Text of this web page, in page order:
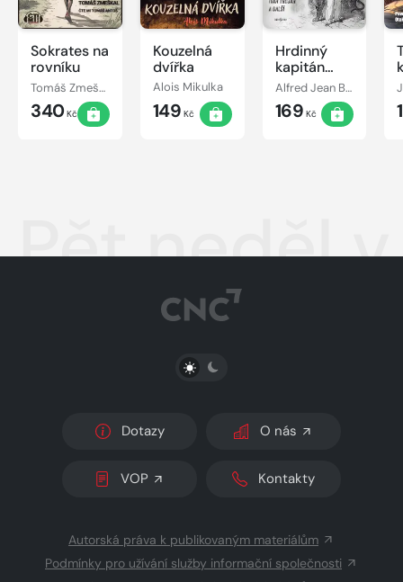
Sokrates na
rovníku
Tomáš Zmeškal
340Kč
Kouzelná
dvířka
Alois Mikulka
149 Kč
Hrdinný
kapitán
Korkorán
Alfred Jean Baptiste Assolant
169 Kč
Pět neděl
PŘEPNOUT SVĚTLÝ/TMAVÝ REŽIM
Dotazy O nás
VOP Kontakty
Autorská práva k publikovaným materiálům
Podmínky pro užívání služby informační společnosti